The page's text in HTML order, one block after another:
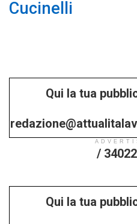
Cucinelli
Qui la tua
/
Qui la tua